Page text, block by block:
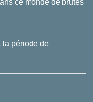
ce monde de brutes
la période de